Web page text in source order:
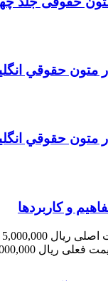
متون حقوقي
در متون حقوقي
و کاربردها
قیمت اصلی ریال 5,000,000
فعلی ریال 4,000,000 است.